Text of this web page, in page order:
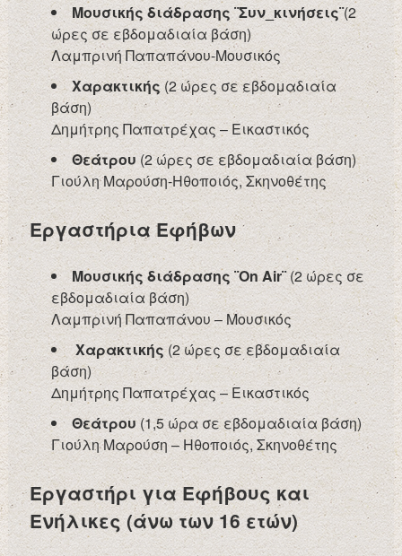
Μουσικής διάδρασης ¨Συν_κινήσεις¨(2
ώρες σε εβδομαδιαία βάση)
Λαμπρινή Παπαπάνου-Μουσικός
Χαρακτικής(2 ώρες σε εβδομαδιαία
βάση)
Δημήτρης Παπατρέχας – Εικαστικός
Θεάτρου(2 ώρες σε εβδομαδιαία βάση)
Γιούλη Μαρούση-Ηθοποιός, Σκηνοθέτης
Εργαστήρια Εφήβων
Μουσικής διάδρασης ¨OnAir¨(2 ώρες σε
εβδομαδιαία βάση)
Λαμπρινή Παπαπάνου – Μουσικός
Χαρακτικής(2 ώρες σε εβδομαδιαία
βάση)
Δημήτρης Παπατρέχας – Εικαστικός
Θεάτρου(1,5 ώρα σε εβδομαδιαία βάση)
Γιούλη Μαρούση – Ηθοποιός, Σκηνοθέτης
Εργαστήρι για Εφήβους και
Ενήλικες (άνω των 16 ετών)